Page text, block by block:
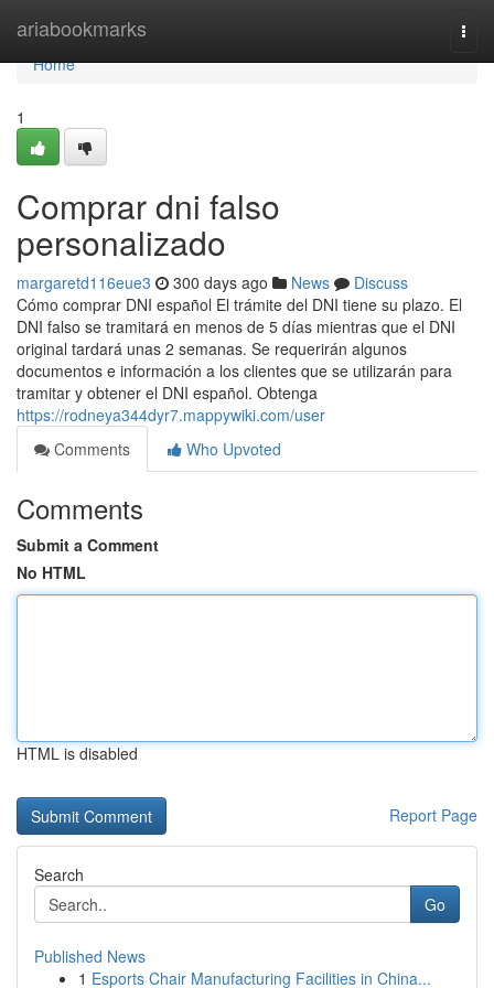
ariabookmarks
Home
Home
1
Comprar dni falso
personalizado
margaretd116eue3 300 days ago News
Discuss
Cómo comprar DNI español El trámite del DNI tiene su plazo. El
DNI falso se tramitará en menos de 5 días mientras que el DNI
original tardará unas 2 semanas. Se requerirán algunos
documentos e información a los clientes que se utilizarán para
tramitar y obtener el DNI español. Obtenga
https://rodneya344dyr7.mappywiki.com/user
Comments
Who Upvoted
Comments
Submit a Comment
No HTML
HTML is disabled
Report Page
Search
Go
Published News
1 Esports Chair Manufacturing Facilities in China...